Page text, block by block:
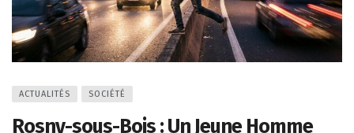
ACTUALITÉS SOCIÉTÉ
Rosny-sous-Bois : Un Jeune Homme